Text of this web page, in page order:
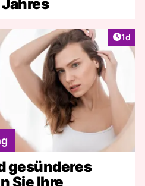
1d
gesünderes
Sie Ihre